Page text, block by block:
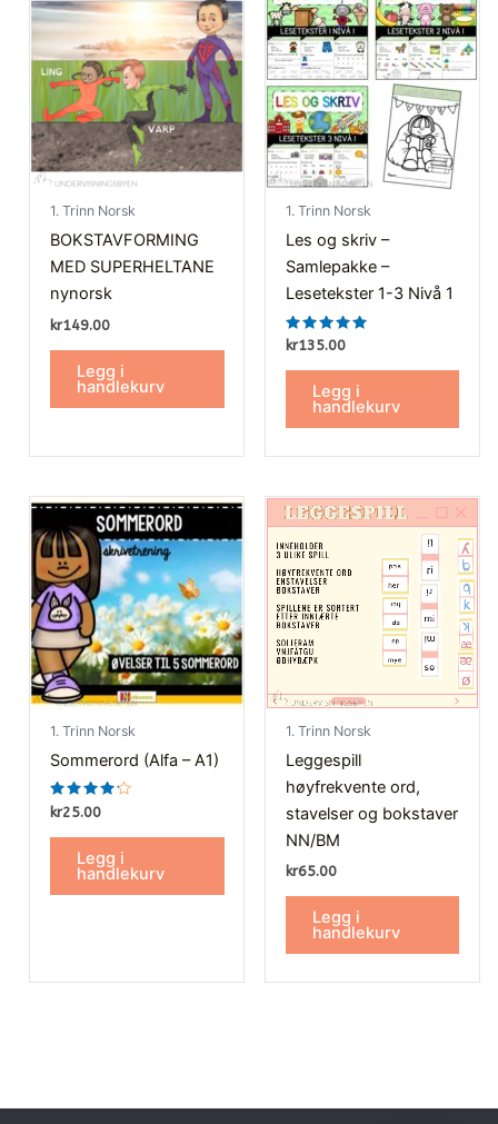
1. Trinn Norsk
BOKSTAVFORMING
MED SUPERHELTANE
nynorsk
kr149.00
Legg i
handlekurv
1. Trinn Norsk
Les og skriv –
Samlepakke –
Lesetekster 1-3 Nivå 1
Vurdert
av 5
kr135.00
Legg i
handlekurv
1. Trinn Norsk
Sommerord (Alfa – A1)
Vurdert
4.00
av 5
kr25.00
Legg i
handlekurv
1. Trinn Norsk
Leggespill
høyfrekvente ord,
stavelser og bokstaver
NN/BM
kr65.00
Legg i
handlekurv